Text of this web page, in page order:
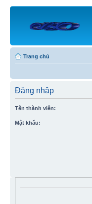
Trang chủ
Đăng nhập
Tên thành viên:
Mật khẩu: